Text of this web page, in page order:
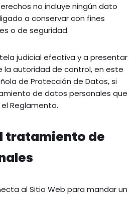
no incluye ningún dato
a conservar con fines
o de seguridad.
judicial efectiva y a presentar
la autoridad de control, en este
de Protección de Datos, si
de datos personales que
Reglamento.
tratamiento de
al Sitio Web para mandar un